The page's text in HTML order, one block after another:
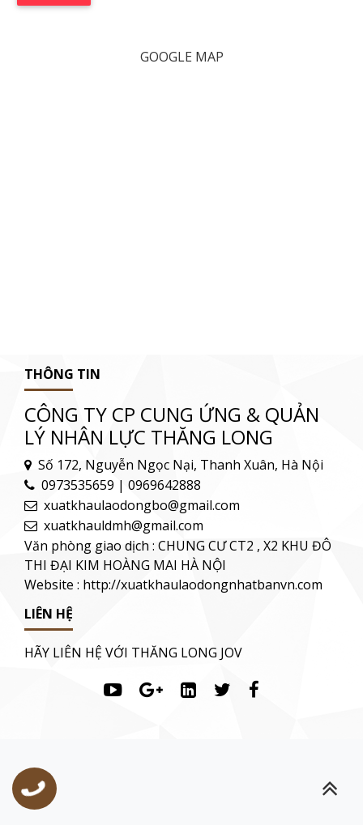
GOOGLE MAP
THÔNG TIN
CÔNG TY CP CUNG ỨNG & QUẢN
LÝ NHÂN LỰC THĂNG LONG
Số 172, Nguyễn Ngọc Nại, Thanh Xuân, Hà Nội
0973535659 | 0969642888
xuatkhaulaodongbo@gmail.com
xuatkhauldmh@gmail.com
Văn phòng giao dịch : CHUNG CƯ CT2 , X2 KHU ĐÔ
THI ĐẠI KIM HOÀNG MAI HÀ NỘI
Website : http://xuatkhaulaodongnhatbanvn.com
LIÊN HỆ
HÃY LIÊN HỆ VỚI THĂNG LONG JOV